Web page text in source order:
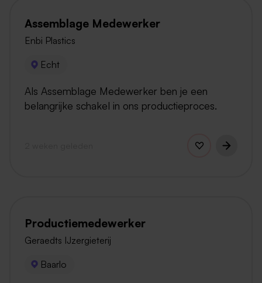
Assemblage Medewerker
Enbi Plastics
Echt
Als Assemblage Medewerker ben je een
belangrijke schakel in ons productieproces.
Productiemedewerker
Geraedts IJzergieterij
Baarlo